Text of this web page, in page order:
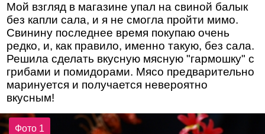
Мой взгляд в магазине упал на свиной балык
без капли сала, и я не смогла пройти мимо.
Свинину последнее время покупаю очень
редко, и, как правило, именно такую, без сала.
Решила сделать вкусную мясную "гармошку" с
грибами и помидорами. Мясо предварительно
маринуется и получается невероятно
вкусным!
Фото 1